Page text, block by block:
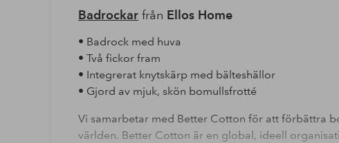
Badrockarfrån Ellos Home
• Badrock med huva
• Två fickor fram
• Integrerat knytskärp med bälteshällor
• Gjord av mjuk, skön bomullsfrotté
Vi samarbetar med Better Cotton för att förbättra
världen. Better Cotton är en global, ideell